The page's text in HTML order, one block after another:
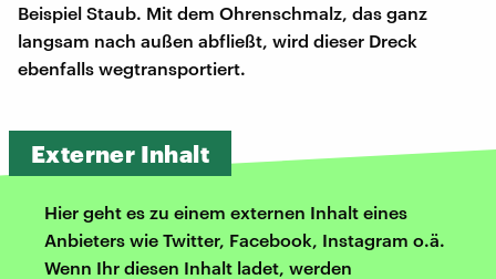
Beispiel Staub. Mit dem Ohrenschmalz, das ganz
langsam nach außen abfließt, wird dieser Dreck
ebenfalls wegtransportiert.
Externer Inhalt
Hier geht es zu einem externen Inhalt eines
Anbieters wie Twitter, Facebook, Instagram o.ä.
Wenn Ihr diesen Inhalt ladet, werden